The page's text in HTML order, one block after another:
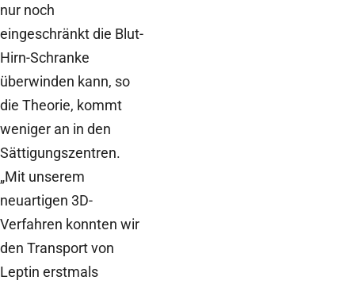
nur noch
eingeschränkt die Blut-
Hirn-Schranke
überwinden kann, so
die Theorie, kommt
weniger an in den
Sättigungszentren.
„Mit unserem
neuartigen 3D-
Verfahren konnten wir
den Transport von
Leptin erstmals